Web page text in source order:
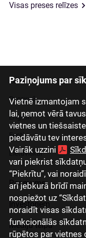
Paziņojums par
Vietnē izmantojam
lai, ņemot vērā
vietnes un
piedāvātu tev
Vairāk uzzini
vari piekrist
“Piekrītu”, vai
arī jebkurā brīdī
nospiežot uz
noraidīt visas
funkcionālās
rūpētos par vietnes
Visas preses relīzes
Latviski
Русский
English
Eesti
Lietuviškai
Par mums
Investoriem
Mediju telpa